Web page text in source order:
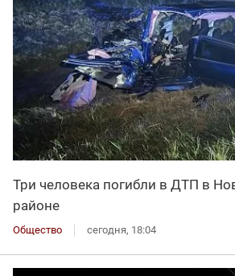
Три человека погибли в ДТП в
районе
Общество сегодня, 18:04